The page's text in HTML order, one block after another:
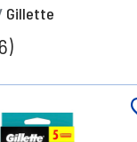
Gillette